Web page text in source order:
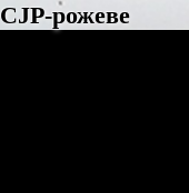
CJP-рожеве